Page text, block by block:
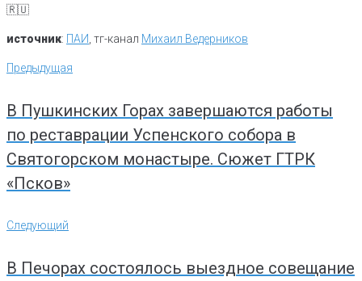
🇷🇺
источник: ПАИ, тг-канал Михаил Ведерников
Навигация
по
Предыдущая
Предыдущая
В Пушкинских Горах завершаются работы
по реставрации Успенского собора в
Святогорском монастыре. Сюжет ГТРК
«Псков»
Следующий
Следующий
В Печорах состоялось выездное совещание